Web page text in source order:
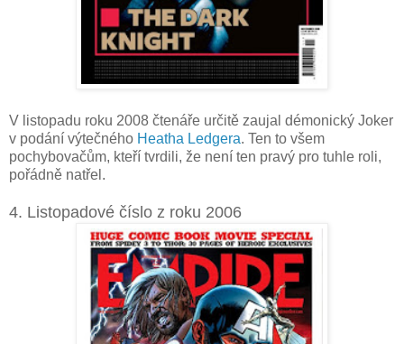
V listopadu roku 2008 čtenáře určitě zaujal démonický Joker
v podání výtečného Heatha Ledgera. Ten to všem
pochybovačům, kteří tvrdili, že není ten pravý pro tuhle roli,
pořádně natřel.
4. Listopadové číslo z roku 2006